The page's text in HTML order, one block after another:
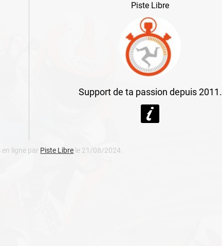
Piste Libre
Support de ta passion depuis 2011.
ligne par Piste Libre le 21/08/2024.